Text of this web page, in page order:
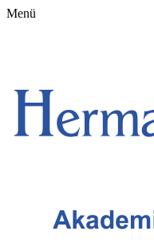
Menü